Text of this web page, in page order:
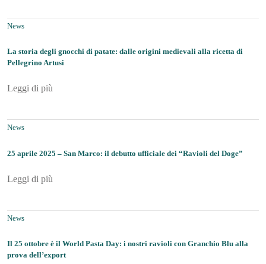
News
La storia degli gnocchi di patate: dalle origini medievali alla ricetta di
Pellegrino Artusi
Leggi di più
News
25 aprile 2025 – San Marco: il debutto ufficiale dei “Ravioli del Doge”
Leggi di più
News
Il 25 ottobre è il World Pasta Day: i nostri ravioli con Granchio Blu alla
prova dell’export